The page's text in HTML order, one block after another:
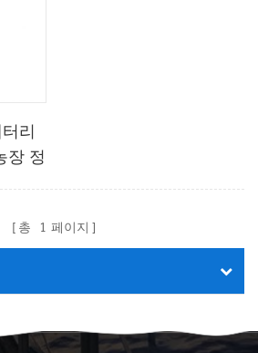
리
장 정
총 1 페이지